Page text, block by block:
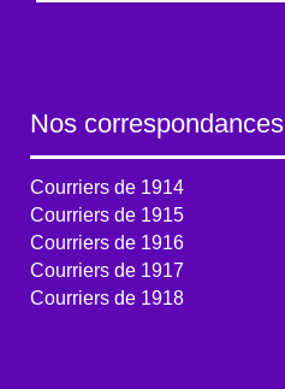
Nos correspondances
Courriers de 1914
Courriers de 1915
Courriers de 1916
Courriers de 1917
Courriers de 1918